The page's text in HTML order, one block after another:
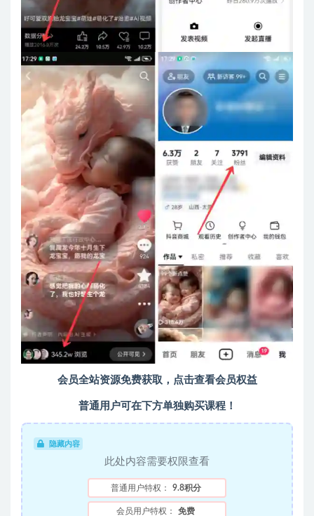
会员全站资源免费获取，点击查看会员权益
普通用户可在下方单独购买课程！
隐藏内容
此处内容需要权限查看
普通用户特权： 9.8积分
会员用户特权： 免费